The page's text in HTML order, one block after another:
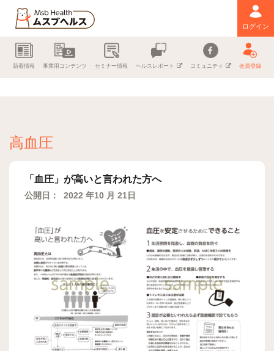
ログイン
新着情報 事業用コンテンツ セミナー情報 ヘルスレポート コミュニティ 会員登録
高血圧
「血圧」が高いと言われた方へ
公開日： 2022 年10 月 21日